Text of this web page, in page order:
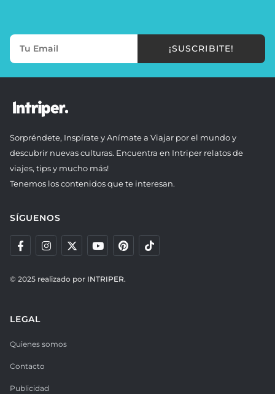
¡SUSCRIBITE!
Sorpréndete, Inspírate y Anímate a Viajar por el mundo y
descubrir nuevas culturas. Encuentra en Intriper relatos de
viajes, tips y mucho más!
Tenemos los contenidos que te interesan.
SÍGUENOS
© 2025 realizado por INTRIPER.
LEGAL
Quienes somos
Contacto
Publicidad